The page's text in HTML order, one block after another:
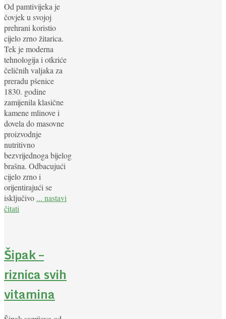
Od pamtivijeka je
čovjek u svojoj
prehrani koristio
cijelo zrno žitarica.
Tek je moderna
tehnologija i otkriće
čeličnih valjaka za
preradu pšenice
1830. godine
zamijenila klasične
kamene mlinove i
dovela do masovne
proizvodnje
nutritivno
bezvrijednoga bijelog
brašna. Odbacujući
cijelo zrno i
orijentirajući se
isključivo ... nastavi
čitati
Šipak –
riznica svih
vitamina